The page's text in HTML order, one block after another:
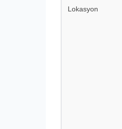
Lokasyon